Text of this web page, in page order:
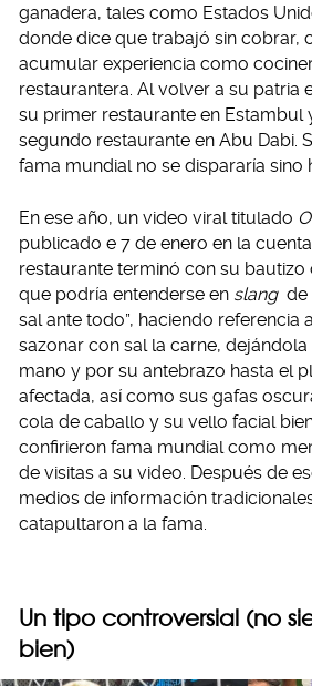
ganadera, tales como Estados
donde dice que trabajó sin cobrar,
acumular experiencia como
restaurantera. Al volver a su patria
su primer restaurante en Estambul
segundo restaurante en Abu Dabi.
fama mundial no se dispararía sino
En ese año, un video viral titulado
publicado e 7 de enero en la
restaurante terminó con su bautizo
que podría entenderse en slang de
sal ante todo”, haciendo referencia
sazonar con sal la carne,
mano y por su antebrazo hasta el
afectada, así como sus gafas
cola de caballo y su vello facial
confirieron fama mundial como
de visitas a su video. Después de
medios de información
catapultaron a la fama.
Un tipo controversial (no
bien)